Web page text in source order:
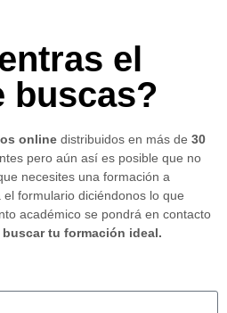
el
buscas?
online distribuidos en más de 30
pero aún así es posible que no
necesites una formación a
formulario diciéndonos lo que
académico se pondrá en contacto
buscar tu formación ideal.